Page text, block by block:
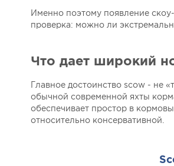
Именно поэтому появление
проверка: можно ли
Что дает широкий
Главное достоинство scow - не
обычной современной яхты
обеспечивает простор в
относительно консервативной.